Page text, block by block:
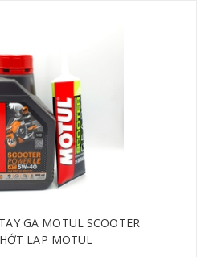
GA MOTUL SCOOTER
LAP MOTUL